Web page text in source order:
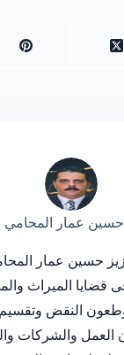
حسين عمار المحامي
حسين عمار
قضايا الميراث
وطعون النقض
العمل والشركات